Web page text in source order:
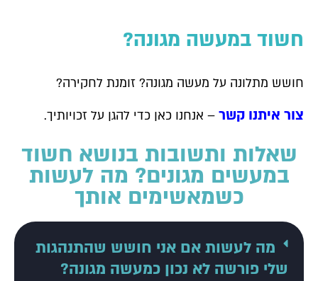
חשוד במעשה מגונה?
חושש מתלונה על מעשה מגונה? זומנת לחקירה?
צור איתנו קשר – אנחנו כאן כדי להגן על זכויותיך.
שאלות ותשובות בנושא חשוד
במעשים מגונים? מה לעשות
כשמאשימים אותך
מה לעשות אם אני חושש שהתנהגות
שלי פורשה לא נכון כמעשה מגונה?